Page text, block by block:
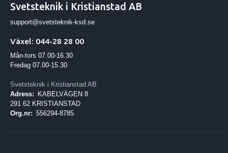
Svetsteknik i Kristianstad AB
support@svetsteknik-ksd.se
Växel: 044-28 28 00
Mån-tors 07.00-16.30
Fredag 07.00-15.30
Svetsteknik i Kristianstad AB
Adress:
KABELVÄGEN 8
291 62 KRISTIANSTAD
Org.nr: 556294-8785